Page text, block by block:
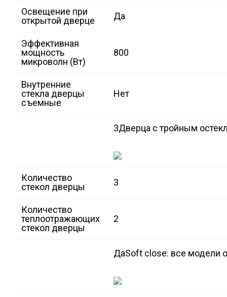
Освещение при
открытой дверце
Да
Эффективная
мощность
микроволн (Вт)
800
Внутренние
стекла дверцы
съемные
Нет
3Дверца с тройным
Количество
стекол дверцы
3
Количество
теплоотражающих
стекол дверцы
2
ДаSoft close: все модели